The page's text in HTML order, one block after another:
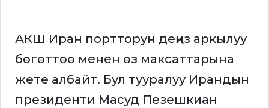
АКШ Иран портторун деңиз аркылуу
бөгөттөө менен өз максаттарына
жете албайт. Бул тууралуу Ирандын
президенти Масуд Пезешкиан